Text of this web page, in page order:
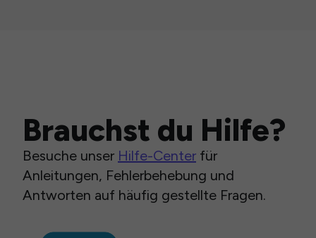
Brauchst du Hilfe?
Besuche unser Hilfe-Center für
Anleitungen, Fehlerbehebung und
Antworten auf häufig gestellte Fragen.